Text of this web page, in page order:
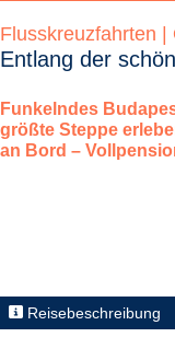
Flusskreuzfahrten |
Entlang der
Funkelndes
größte Steppe
an Bord –
Reisebeschreibung